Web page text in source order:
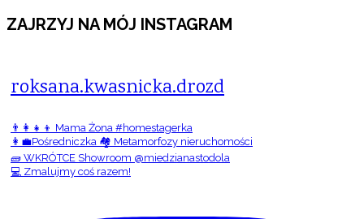
ZAJRZYJ NA MÓJ INSTAGRAM
roksana.kwasnicka.drozd
👨‍👩‍👧‍👦 Mama Żona #homestagerka
👩‍💼Pośredniczka 🏘️ Metamorfozy nieruchomości
🧱 WKRÓTCE Showroom @miedzianastodola
💻 Zmalujmy coś razem!